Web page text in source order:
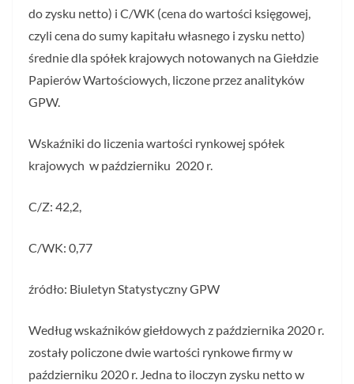
do zysku netto) i C/WK (cena do wartości księgowej,
czyli cena do sumy kapitału własnego i zysku netto)
średnie dla spółek krajowych notowanych na Giełdzie
Papierów Wartościowych, liczone przez analityków
GPW.
Wskaźniki do liczenia wartości rynkowej spółek
krajowych w październiku 2020 r.
C/Z: 42,2,
C/WK: 0,77
źródło: Biuletyn Statystyczny GPW
Według wskaźników giełdowych z października 2020 r.
zostały policzone dwie wartości rynkowe firmy w
październiku 2020 r. Jedna to iloczyn zysku netto w